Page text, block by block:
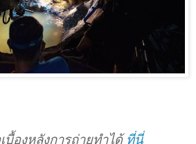
บื้องหลังการถ่ายทำได้ ที่นี่